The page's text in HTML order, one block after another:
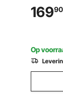
Press
tijdregelaar
16990
Op